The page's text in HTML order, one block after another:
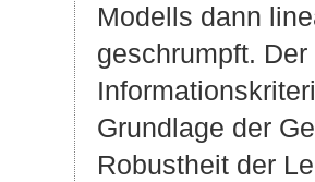
Modells dann
geschrumpft.
Grundlage der
Robustheit der